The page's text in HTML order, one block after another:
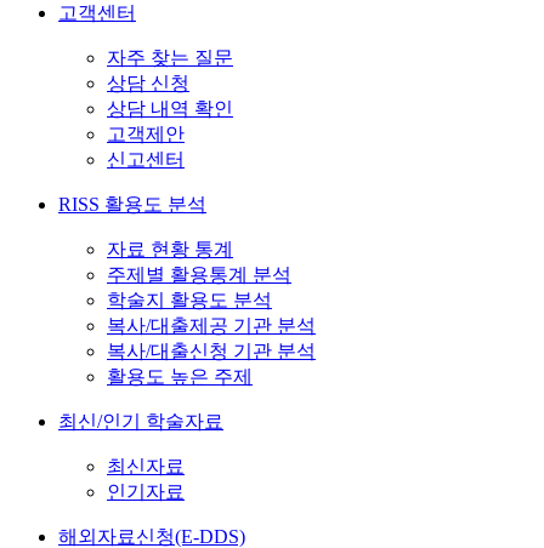
고객센터
자주 찾는 질문
상담 신청
상담 내역 확인
고객제안
신고센터
RISS 활용도 분석
자료 현황 통계
주제별 활용통계 분석
학술지 활용도 분석
복사/대출제공 기관 분석
복사/대출신청 기관 분석
활용도 높은 주제
최신/인기 학술자료
최신자료
인기자료
해외자료신청(E-DDS)